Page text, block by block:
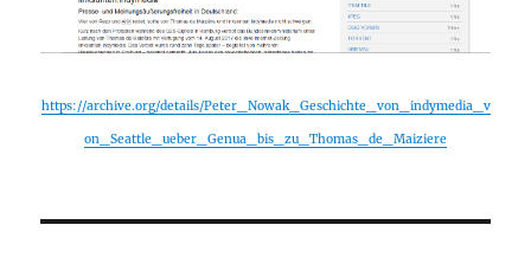
https://archive.org/details/Peter_Nowak_Geschichte_von_indymedia_v
on_Seattle_ueber_Genua_bis_zu_Thomas_de_Maiziere